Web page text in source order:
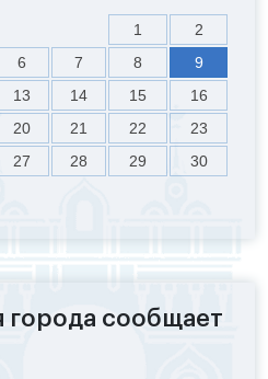
1
2
6 7 8
9
13 14 15
16
20 21 22
23
27 28 29
30
города сообщает